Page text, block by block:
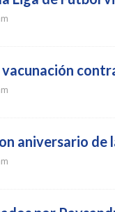
aniversario de